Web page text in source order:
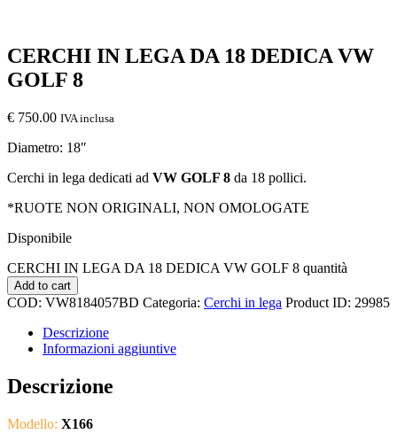
CERCHI IN LEGA DA 18 DEDICA VW
GOLF 8
€ 750.00 IVA inclusa
Diametro: 18″
Cerchi in lega dedicati ad VW GOLF 8 da 18 pollici.
*RUOTE NON ORIGINALI, NON OMOLOGATE
Disponibile
CERCHI IN LEGA DA 18 DEDICA VW GOLF 8 quantità
Add to cart
COD: VW8184057BD Categoria: Cerchi in lega Product ID: 29985
Descrizione
Informazioni aggiuntive
Descrizione
Modello: X166